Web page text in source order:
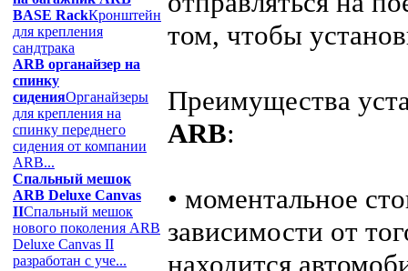
BASE RackКронштейн
для крепления
сандтрака
ARB органайзер на
спинку
сиденияОрганайзеры
для крепления на
спинку переднего
сидения от компании
ARB...
Спальный мешок
ARB Deluxe Canvas
IIСпальный мешок
нового поколения ARB
Deluxe Canvas II
разработан с уче...
том, чтобы
Преимущества
ARB:
• моментальное
зависимости от
находится